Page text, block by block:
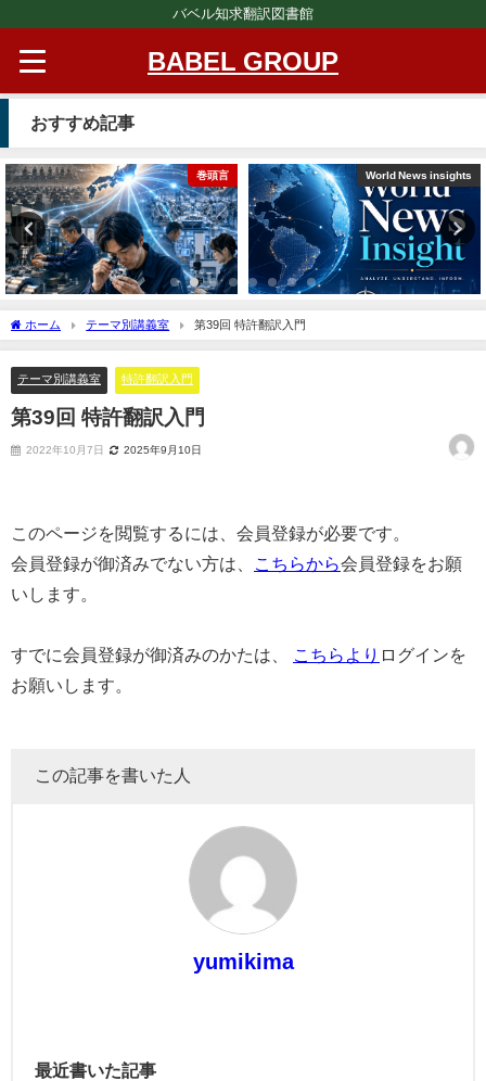
バベル知求翻訳図書館
BABEL GROUP
おすすめ記事
巻頭言 World News insights
ホーム テーマ別講義室 第39回 特許翻訳入門
テーマ別講義室 特許翻訳入門
第39回 特許翻訳入門
2022年10月7日 2025年9月10日
このページを閲覧するには、会員登録が必要です。
会員登録が御済みでない方は、
こちらから会員登録をお願
いします。
すでに会員登録が御済みのかたは、 こちらより ログインを
お願いします。
この記事を書いた人
yumikima
最近書いた記事